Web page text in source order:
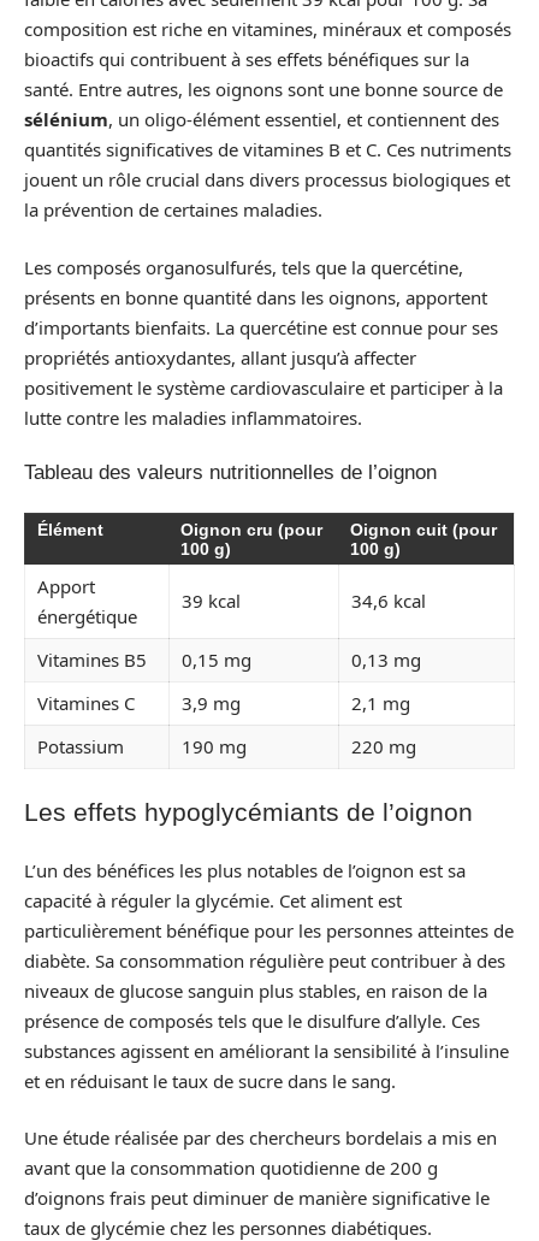
composition est riche en vitamines, minéraux et composés
bioactifs qui contribuent à ses effets bénéfiques sur la
santé. Entre autres, les oignons sont une bonne source de
sélénium, un oligo-élément essentiel, et contiennent des
quantités significatives de vitamines B et C. Ces nutriments
jouent un rôle crucial dans divers processus biologiques et
la prévention de certaines maladies.
Les composés organosulfurés, tels que la quercétine,
présents en bonne quantité dans les oignons, apportent
d’importants bienfaits. La quercétine est connue pour ses
propriétés antioxydantes, allant jusqu’à affecter
positivement le système cardiovasculaire et participer à la
lutte contre les maladies inflammatoires.
Tableau des valeurs nutritionnelles de l’oignon
Élément
Oignon cru (pour
100 g)
Oignon cuit (pour
100 g)
Apport
énergétique
39 kcal 34,6 kcal
Vitamines B5 0,15 mg
0,13 mg
Vitamines C
3,9 mg
2,1 mg
Potassium
190 mg 220 mg
Les effets hypoglycémiants de l’oignon
L’un des bénéfices les plus notables de l’oignon est sa
capacité à réguler la glycémie. Cet aliment est
particulièrement bénéfique pour les personnes atteintes de
diabète. Sa consommation régulière peut contribuer à des
niveaux de glucose sanguin plus stables, en raison de la
présence de composés tels que le disulfure d’allyle. Ces
substances agissent en améliorant la sensibilité à l’insuline
et en réduisant le taux de sucre dans le sang.
Une étude réalisée par des chercheurs bordelais a mis en
avant que la consommation quotidienne de 200 g
d’oignons frais peut diminuer de manière significative le
taux de glycémie chez les personnes diabétiques.